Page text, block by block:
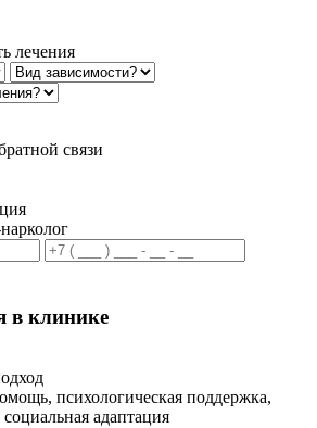
лечения
связи
в клинике
психологическая поддержка,
адаптация